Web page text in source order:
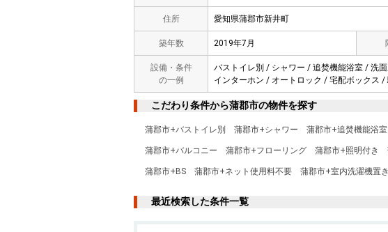
住所 愛知県蒲郡市新井町
築年数 2019年7月
設備・条件
の一例
バストイレ別 / シャワー / 追焚機能浴室 / 洗
インターホン / オートロック / 宅配ボックス
こだわり条件から蒲郡市の物件を探す
蒲郡市+バストイレ別 蒲郡市+シャワー 蒲郡市+追焚機能浴室
蒲郡市+バルコニー 蒲郡市+フローリング 蒲郡市+照明付き
蒲郡市+BS 蒲郡市+ネット使用料不要 蒲郡市+室内洗濯機置
最近検索した条件一覧